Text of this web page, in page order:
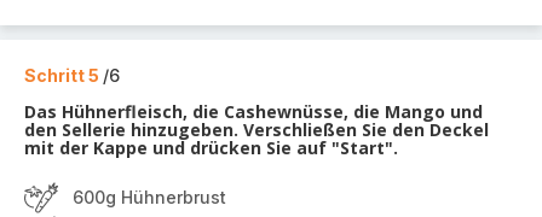
Schritt 5 /6
Das Hühnerfleisch, die Cashewnüsse, die Mango und
den Sellerie hinzugeben. Verschließen Sie den Deckel
mit der Kappe und drücken Sie auf "Start".
600g Hühnerbrust